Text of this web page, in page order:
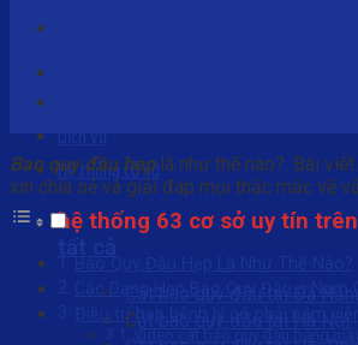
Hệ thống cở sở
hệ thống 63 cơ sở uy tín
C
Bao quy đầu hẹplà như thế nào?. Bài
xin chia sẻ và giải đáp mọi thắc mắc về
Các Dạng Hẹp Bao Quy Đầu ở Nam
Điều trị hẹp bệnh lý có phải nằm